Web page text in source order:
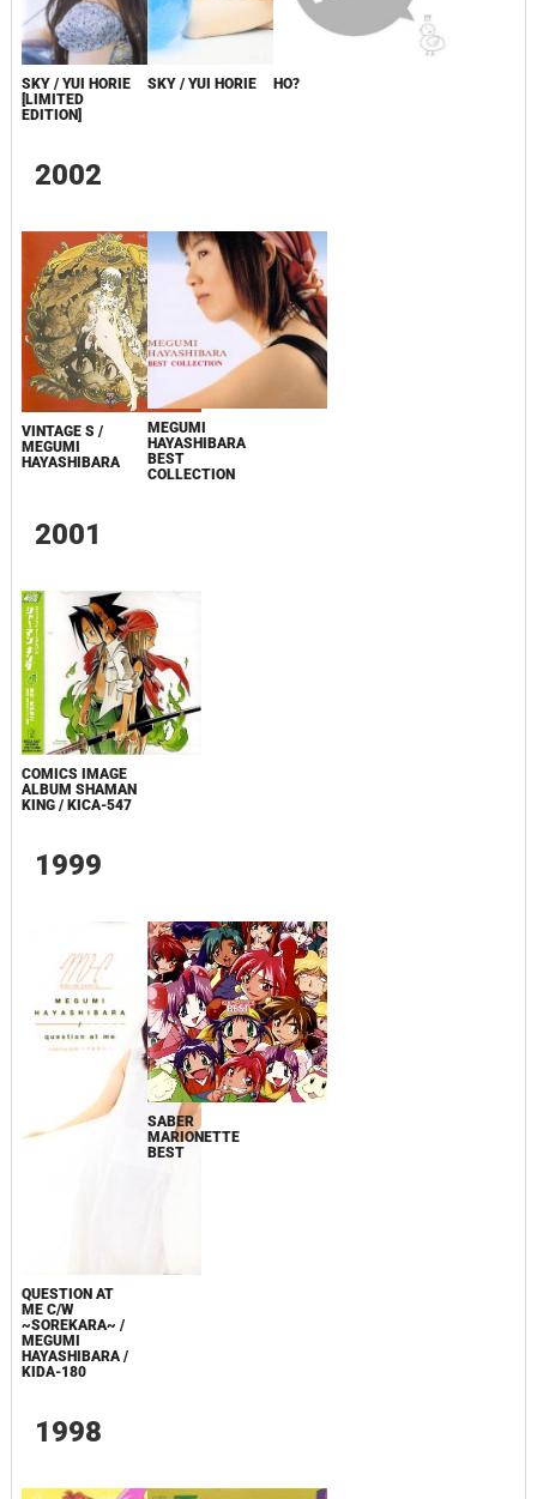
SKY / YUI HORIE
[LIMITED
EDITION]
SKY / YUI HORIE HO?
2002
VINTAGE S /
MEGUMI
HAYASHIBARA
MEGUMI
HAYASHIBARA
BEST
COLLECTION
2001
COMICS IMAGE
ALBUM SHAMAN
KING / KICA-547
1999
QUESTION AT
ME C/W
~SOREKARA~ /
MEGUMI
HAYASHIBARA /
KIDA-180
SABER
MARIONETTE
BEST
1998